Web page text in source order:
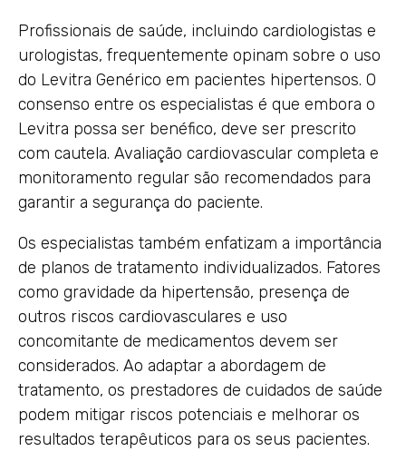
Profissionais de saúde, incluindo cardiologistas e
urologistas, frequentemente opinam sobre o uso
do Levitra Genérico em pacientes hipertensos. O
consenso entre os especialistas é que embora o
Levitra possa ser benéfico, deve ser prescrito
com cautela. Avaliação cardiovascular completa e
monitoramento regular são recomendados para
garantir a segurança do paciente.
Os especialistas também enfatizam a importância
de planos de tratamento individualizados. Fatores
como gravidade da hipertensão, presença de
outros riscos cardiovasculares e uso
concomitante de medicamentos devem ser
considerados. Ao adaptar a abordagem de
tratamento, os prestadores de cuidados de saúde
podem mitigar riscos potenciais e melhorar os
resultados terapêuticos para os seus pacientes.